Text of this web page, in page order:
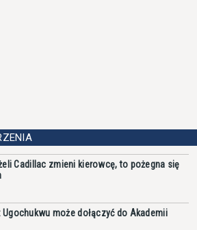
Cadillac zmieni kierowcę, to pożegna się
Ugochukwu może dołączyć do Akademii